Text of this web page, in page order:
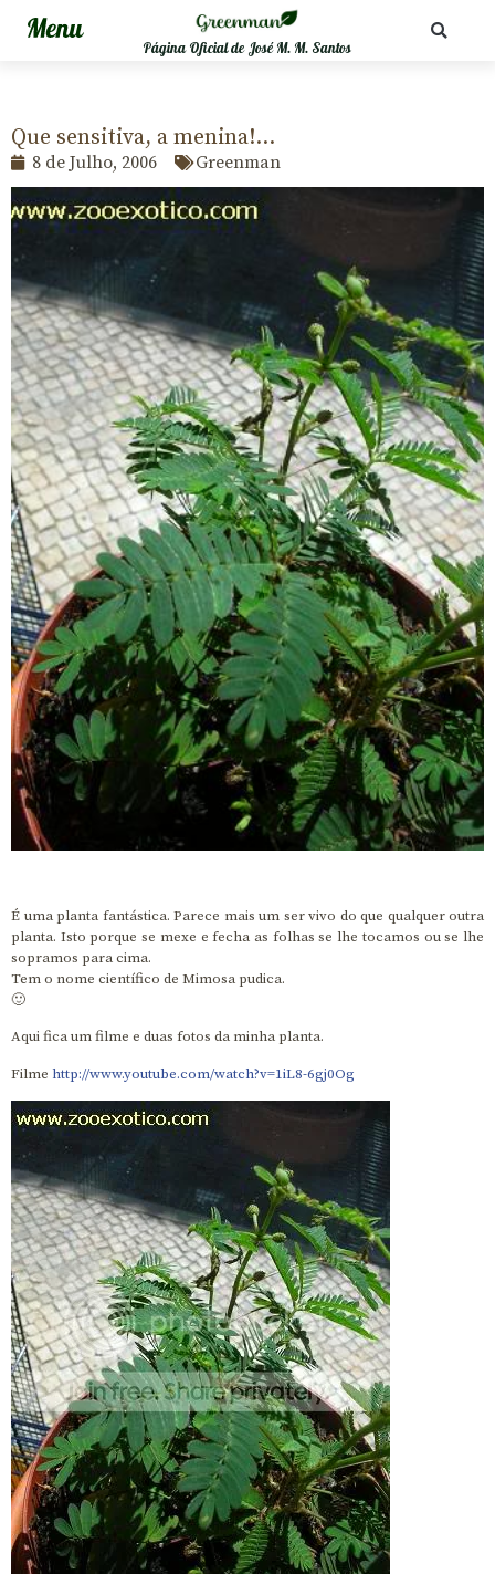
Página Oficial de José M. M. Santos
Que sensitiva, a menina!…
8 de Julho, 2006 Greenman
É uma planta fantástica. Parece mais um ser vivo do que qualquer outra
planta. Isto porque se mexe e fecha as folhas se lhe tocamos ou se lhe
sopramos para cima.
Tem o nome científico de Mimosa pudica.
🙂
Aqui fica um filme e duas fotos da minha planta.
Filme http://www.youtube.com/watch?v=1iL8-6gj0Og